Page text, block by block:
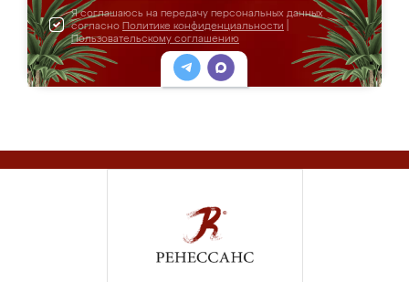
Я соглашаюсь на передачу персональных данных
согласно Политике конфиденциальности
Пользовательскому соглашению